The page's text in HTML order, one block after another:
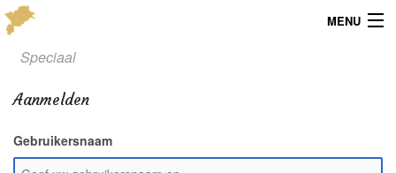
MENU
Menu
Publicaties
Dialect
Speciaal
Aanmelden
Gebruikersnaam